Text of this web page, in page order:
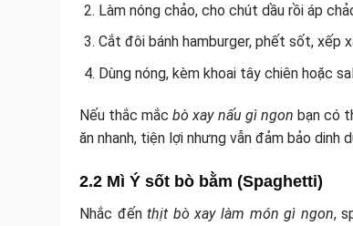
Làm nóng chảo, cho chút dầu rồi áp
Cắt đôi bánh hamburger, phết sốt, xếp
Dùng nóng, kèm khoai tây chiên hoặc
Nếu thắc mắcbò xay nấu gì ngon bạn có
ăn nhanh, tiện lợi nhưng vẫn đảm bảo dinh
2.2 Mì Ý sốt bò bằm (Spaghetti)
Nhắc đếnthịt bò xay làm món gì ngon,